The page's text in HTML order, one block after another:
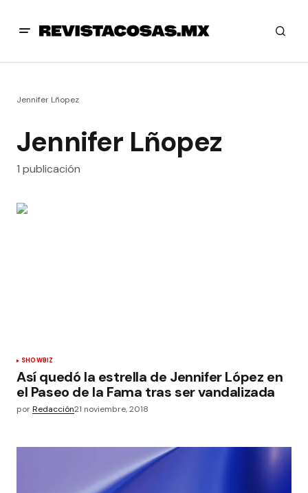
Jennifer Lñopez
Jennifer Lñopez
1 publicación
SHOWBIZ
Así quedó la estrella de Jennifer López en
el Paseo de la Fama tras ser vandalizada
porRedacción21 noviembre, 2018